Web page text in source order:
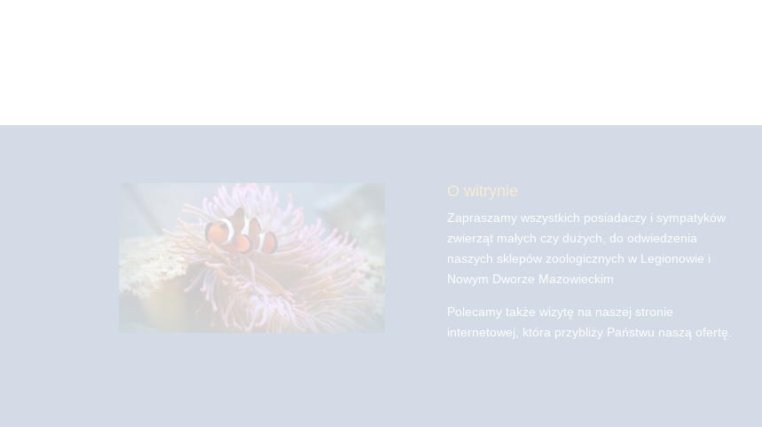
O witrynie
Zapraszamy wszystkich posiadaczy i sympatyków
zwierząt małych czy dużych, do odwiedzenia
naszych sklepów zoologicznych w Legionowie i
Nowym Dworze Mazowieckim
Polecamy także wizytę na naszej stronie
internetowej, która przybliży Państwu naszą ofertę.